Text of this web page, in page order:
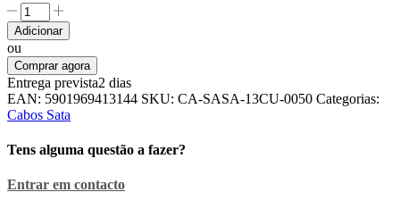
Quantidade
de
Cabo
dados
SATA
III
C/
Bloqueio
LANBERG
Adicionar
ou
Comprar agora
Entrega prevista2 dias
EAN: 5901969413144 SKU: CA-SASA-13CU-0050 Categorias:
Cabos Sata
Tens alguma questão a fazer?
Entrar em contacto